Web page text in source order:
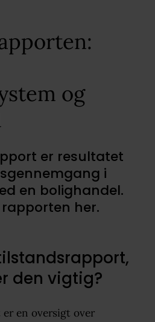
og
er resultatet
i
en bolighandel.
her.
den vigtig?
en oversigt over